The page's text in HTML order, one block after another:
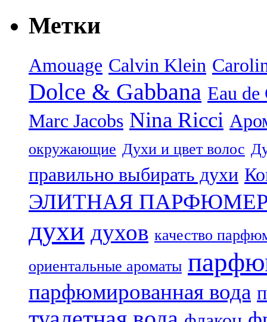
Метки
Amouage Calvin Klein
Dolce & Gabbana Eau de
Marc Jacobs Nina Ricci
окружающие Духи и цвет волос
правильно выбирать духи
ЭЛИТНАЯ
духи духов качество
ориентальные ароматы
парфюмированная вода